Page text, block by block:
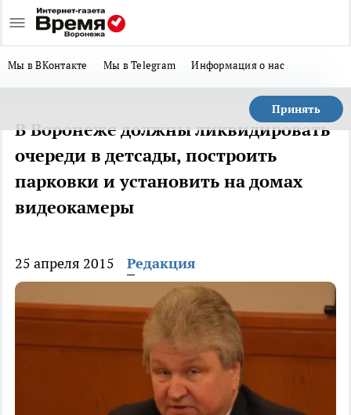
Мы в ВКонтакте Мы в Telegram Информация о нас
Принять
В Воронеже должны ликвидировать
очереди в детсады, построить
парковки и установить на домах
видеокамеры
25 апреля 2015 Редакция